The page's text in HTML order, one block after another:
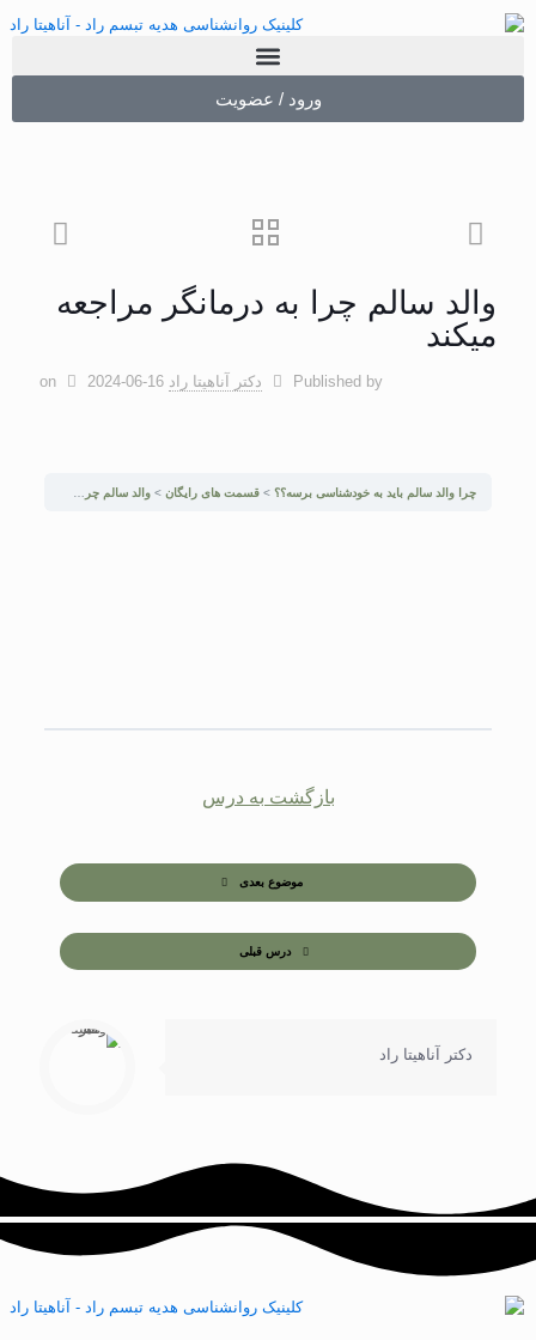
ورود / عضویت
والد سالم چرا به درمانگر مراجعه
میکند
Published by دکتر آناهیتا راد on 2024-06-16
چرا والد سالم باید به خودشناسی برسه؟؟ قسمت های رایگان والد سالم چرا به درمانگر مراجعه میکند
درس قبلی
بازگشت به درس
موضوع بعدی
دکتر آناهیتا راد